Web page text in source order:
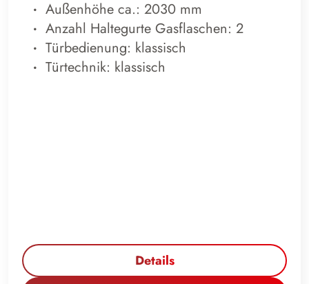
Außenhöhe ca.: 2030 mm
Anzahl Haltegurte Gasflaschen: 2
Türbedienung: klassisch
Türtechnik: klassisch
Details